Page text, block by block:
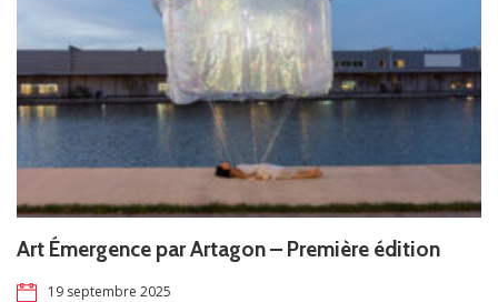
Art Émergence par Artagon – Première édition
19 septembre 2025